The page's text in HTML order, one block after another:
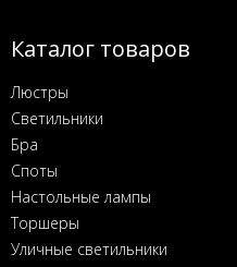
Каталог товаров
Люстры
Светильники
Бра
Споты
Настольные лампы
Торшеры
Уличные светильники